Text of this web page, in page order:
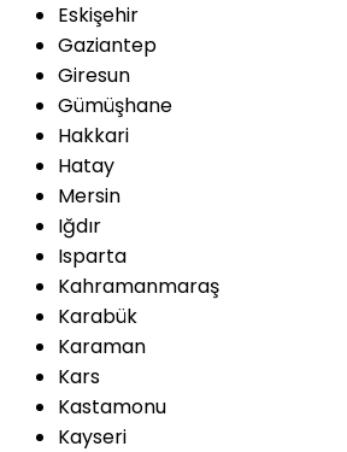
Eskişehir
Gaziantep
Giresun
Gümüşhane
Hakkari
Hatay
Mersin
Iğdır
Isparta
Kahramanmaraş
Karabük
Karaman
Kars
Kastamonu
Kayseri